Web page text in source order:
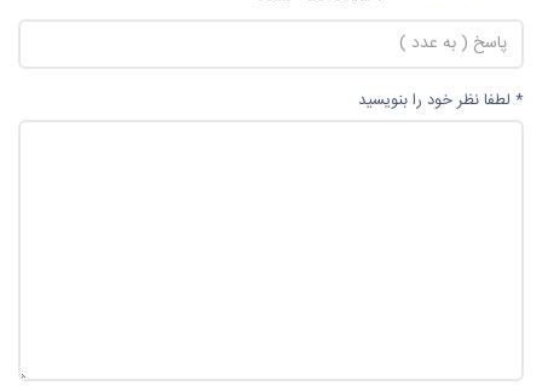
* لطفا نظر خود را بنویسید